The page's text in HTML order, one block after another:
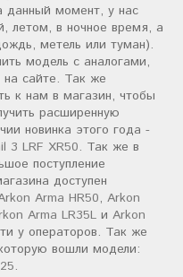
данный момент, у нас
летом, в ночное время, а
метель или туман).
модель с аналогами,
сайте. Так же
к нам в магазин, чтобы
расширенную
новинка этого года -
3 LRF XR50. Так же в
поступление
доступен
Arma HR50, Arkon
Arma LR35L и Arkon
у операторов. Так же
вошли модели:
.